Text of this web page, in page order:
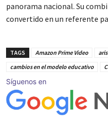
panorama nacional. Su
convertido en un referente
TAGS Amazon Prime Video
cambios en el modelo educativo
Síguenos en